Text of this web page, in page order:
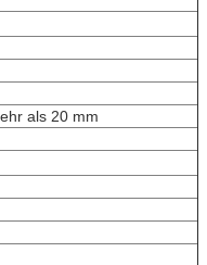
als 20 mm